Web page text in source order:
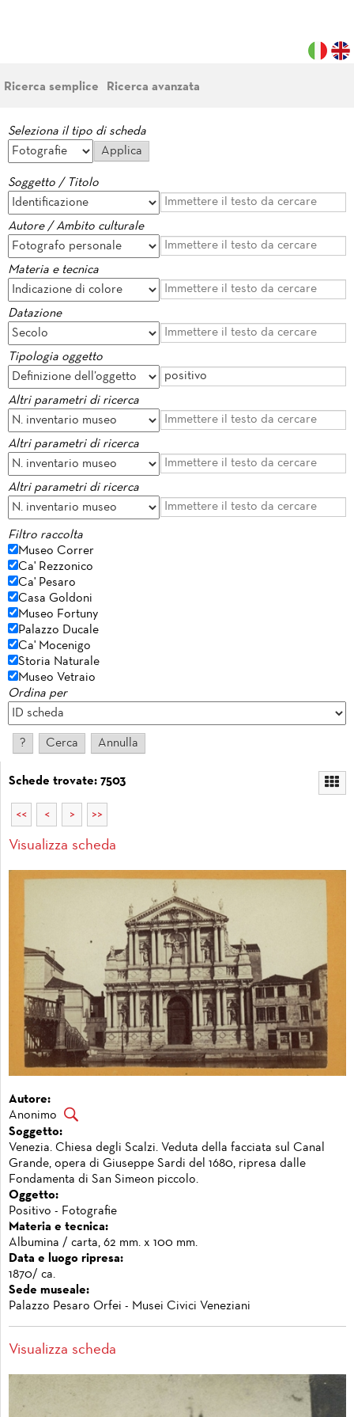
Ricerca semplice Ricerca avanzata
Seleziona il tipo di scheda
Soggetto / Titolo
Autore / Ambito culturale
Materia e tecnica
Datazione
Tipologia oggetto
Altri parametri di ricerca
Altri parametri di ricerca
Altri parametri di ricerca
Filtro raccolta
Museo Correr
Ca' Rezzonico
Ca' Pesaro
Casa Goldoni
Museo Fortuny
Palazzo Ducale
Ca' Mocenigo
Storia Naturale
Museo Vetraio
Ordina per
Schede trovate: 7503
<< < > >>
Visualizza scheda
Autore:
Anonimo
Soggetto:
Venezia. Chiesa degli Scalzi. Veduta della facciata sul Canal
Grande, opera di Giuseppe Sardi del 1680, ripresa dalle
Fondamenta di San Simeon piccolo.
Oggetto:
Positivo - Fotografie
Materia e tecnica:
Albumina / carta, 62 mm. x 100 mm.
Data e luogo ripresa:
1870/ ca.
Sede museale:
Palazzo Pesaro Orfei - Musei Civici Veneziani
Visualizza scheda